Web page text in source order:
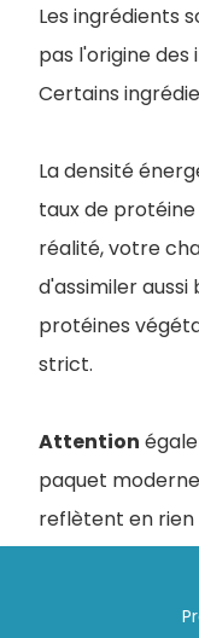
Les ingrédients
pas l'origine des
Certains
La densité
taux de
réalité, votre
d'assimiler aussi
protéines
strict.
Attention
paquet
reflètent en rien
réalité les
Les fabricants